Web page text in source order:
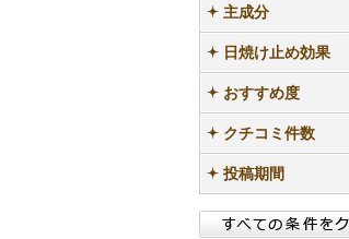
ル
プ
ル
ン
プ
ル
サ
プ
ー
ン
ル
主成分
日焼け止め効果
おすすめ度
クチコミ件数
投稿期間